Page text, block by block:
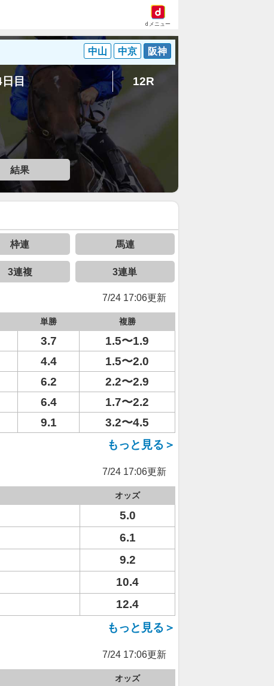
dメニュー
中山 中京 阪神
目 12R
結果
枠連 馬連
3連複 3連単
7/24 17:06更新
単勝 複勝
3.7
1.5〜1.9
4.4
1.5〜2.0
6.2
2.2〜2.9
6.4
1.7〜2.2
9.1
3.2〜4.5
もっと見る＞
7/24 17:06更新
オッズ
5.0
6.1
9.2
10.4
12.4
もっと見る＞
7/24 17:06更新
オッズ